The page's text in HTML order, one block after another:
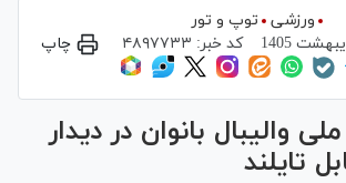
ورزشی
توپ و تور
کد خبر: ۴۸۹۷۷۳۳ چاپ
والیبال بانوان در دیدار
تایلند